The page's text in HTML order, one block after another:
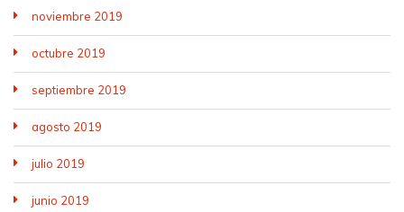
noviembre 2019
octubre 2019
septiembre 2019
agosto 2019
julio 2019
junio 2019